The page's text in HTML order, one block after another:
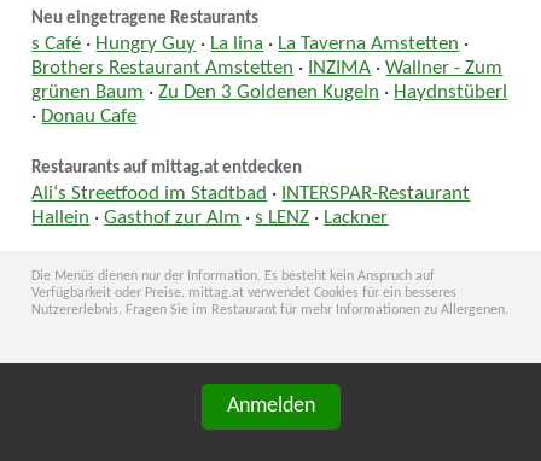
Neu eingetragene Restaurants
s Café · Hungry Guy · La lina · La Taverna Amstetten ·
Brothers Restaurant Amstetten · INZIMA ·Wallner - Zum
grünen Baum ·Zu Den 3 Goldenen Kugeln · Haydnstüberl
· Donau Cafe
Restaurants auf mittag.at entdecken
Ali‘s Streetfood im Stadtbad ·
INTERSPAR-Restaurant
Hallein ·Gasthof zur Alm ·s LENZ · Lackner
Die Menüs dienen nur der Information. Es besteht kein Anspruch auf
Verfügbarkeit oder Preise. mittag.at verwendet Cookies für ein besseres
Nutzererlebnis. Fragen Sie im Restaurant für mehr Informationen zu Allergenen.
Anmelden